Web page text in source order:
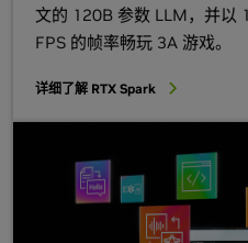
文的 120B 参数 LLM，并以
FPS 的帧率畅玩 3A 游戏。
详细了解 RTX Spark